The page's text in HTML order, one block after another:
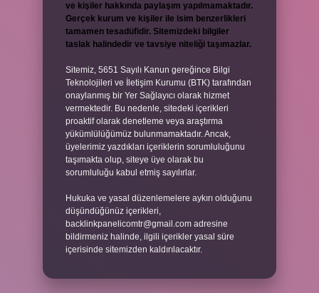
ve kişiler hakkında paylaşım yapılmamaktadır.
Gerçek kurum ve kişiler ile isim benzerlikleri
tamamen tesadüfidir. Sitemizdeki bilgiler
taslak halindedir ve tavsiye niteliği taşımazlar.
Sitemiz, 5651 Sayılı Kanun gereğince Bilgi
Teknolojileri ve İletişim Kurumu (BTK) tarafından
onaylanmış bir Yer Sağlayıcı olarak hizmet
vermektedir. Bu nedenle, sitedeki içerikleri
proaktif olarak denetleme veya araştırma
yükümlülüğümüz bulunmamaktadır. Ancak,
üyelerimiz yazdıkları içeriklerin sorumluluğunu
taşımakta olup, siteye üye olarak bu
sorumluluğu kabul etmiş sayılırlar.
Hukuka ve yasal düzenlemelere aykırı olduğunu
düşündüğünüz içerikleri,
backlinkpanelicomtr@gmail.com adresine
bildirmeniz halinde, ilgili içerikler yasal süre
içerisinde sitemizden kaldırılacaktır.